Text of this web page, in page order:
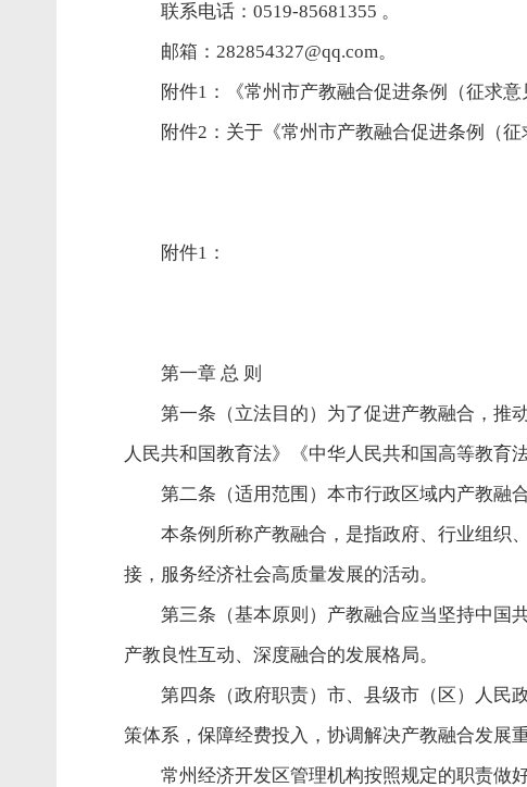
联系电话：0519-85681355 。
邮箱：282854327@qq.com。
附件1：《常州市产教融合促进条例（征求意
附件2：关于《常州市产教融合促进条例（
附件1：
第一章 总 则
第一条（立法目的）为了促进产教融合，推
人民共和国教育法》《中华人民共和国高等教育
第二条（适用范围）本市行政区域内产教融
本条例所称产教融合，是指政府、行业组织
接，服务经济社会高质量发展的活动。
第三条（基本原则）产教融合应当坚持中国
产教良性互动、深度融合的发展格局。
第四条（政府职责）市、县级市（区）人民
策体系，保障经费投入，协调解决产教融合发展重
常州经济开发区管理机构按照规定的职责做